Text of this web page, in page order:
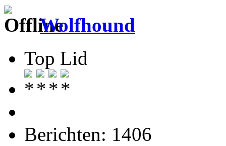
Wolfhound
Top Lid
Berichten: 1406